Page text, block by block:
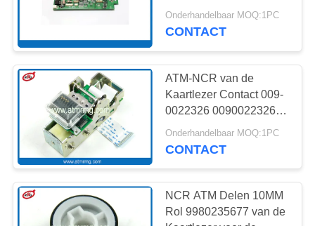
NIEUWS
GEVALLEN
VRAAG
EEN
OFFERTE
Controleraad van de
Kaartlezer
Onderhandelbaar MOQ:1PC
CONTACT
ATM-NCR van de
Kaartlezer Contact 009-
0022326 0090022326
van de Kaartlezer
IMCRW IC
Onderhandelbaar MOQ:1PC
CONTACT
NCR ATM Delen 10MM
Rol 9980235677 van de